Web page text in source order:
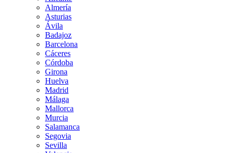
Almería
Asturias
Ávila
Badajoz
Barcelona
Cáceres
Córdoba
Girona
Huelva
Madrid
Málaga
Mallorca
Murcia
Salamanca
Segovia
Sevilla